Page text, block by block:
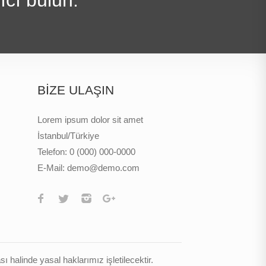
BİZE ULAŞIN
Lorem ipsum dolor sit amet
İstanbul/Türkiye
Telefon:0 (000) 000-0000
E-Mail:demo@demo.com
halinde yasal haklarımız işletilecektir.